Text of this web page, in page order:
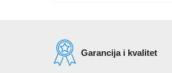
Garancija i kvalitet